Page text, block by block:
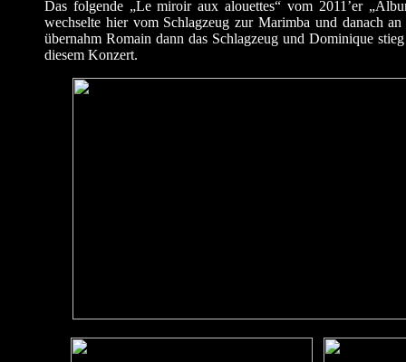
Das folgende „Le miroir aux alouettes“ vom 2011’er
wechselte hier vom Schlagzeug zur Marimba und danach
übernahm Romain dann das Schlagzeug und Dominique
diesem Konzert.